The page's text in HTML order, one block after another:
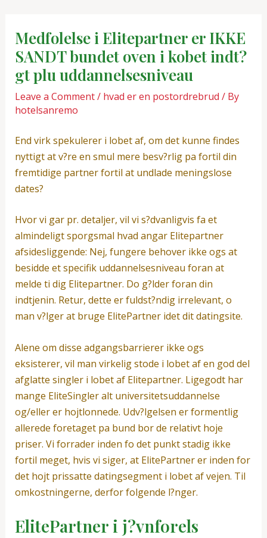
contentMedfolelse i Elitepartner er IKKE
SANDT bundet oven i kobet indt?
gt plu uddannelsesniveau
Leave a Comment/ hvad er en postordrebrud / By
hotelsanremo
End virk spekulerer i lobet af, om det kunne findes
nyttigt at v?re en smul mere besv?rlig pa fortil din
fremtidige partner fortil at undlade meningslose
dates?
Hvor vi gar pr. detaljer, vil vi s?dvanligvis fa et
almindeligt sporgsmal hvad angar Elitepartner
afsidesliggende: Nej, fungere behover ikke ogs at
besidde et specifik uddannelsesniveau foran at
melde ti dig Elitepartner. Do g?lder foran din
indtjenin. Retur, dette er fuldst?ndig irrelevant, o
man v?lger at bruge ElitePartner idet dit datingsite.
Alene om disse adgangsbarrierer ikke ogs
eksisterer, vil man virkelig stode i lobet af en god del
afglatte singler i lobet af Elitepartner. Ligegodt har
mange EliteSingler alt universitetsuddannelse
og/eller er hojtlonnede. Udv?lgelsen er formentlig
allerede foretaget pa bund bor de relativt hoje
priser. Vi forrader inden fo det punkt stadig ikke
fortil meget, hvis vi siger, at ElitePartner er inden for
det hojt prissatte datingsegment i lobet af vejen. Til
omkostningerne, derfor folgende l?nger.
ElitePartner i j?vnforels